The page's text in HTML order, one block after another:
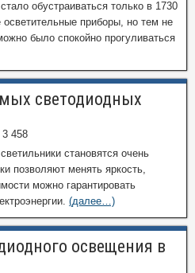
обустраиваться только в 1730
приборы, но тем не
было спокойно прогуливаться
светодиодных
3 458
становятся очень
позволяют менять яркость,
можно гарантировать
(далее…)
освещения в